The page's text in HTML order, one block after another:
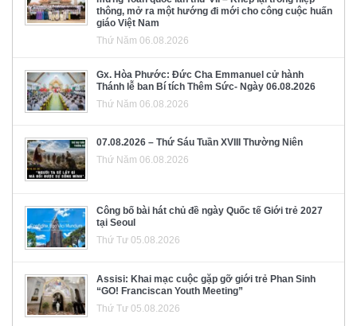
thông, mở ra một hướng đi mới cho công cuộc huấn
giáo Việt Nam
Thứ Năm 06.08.2026
Gx. Hòa Phước: Đức Cha Emmanuel cử hành
Thánh lễ ban Bí tích Thêm Sức- Ngày 06.08.2026
Thứ Năm 06.08.2026
07.08.2026 – Thứ Sáu Tuần XVIII Thường Niên
Thứ Năm 06.08.2026
Công bố bài hát chủ đề ngày Quốc tế Giới trẻ 2027
tại Seoul
Thứ Tư 05.08.2026
Assisi: Khai mạc cuộc gặp gỡ giới trẻ Phan Sinh
“GO! Franciscan Youth Meeting”
Thứ Tư 05.08.2026